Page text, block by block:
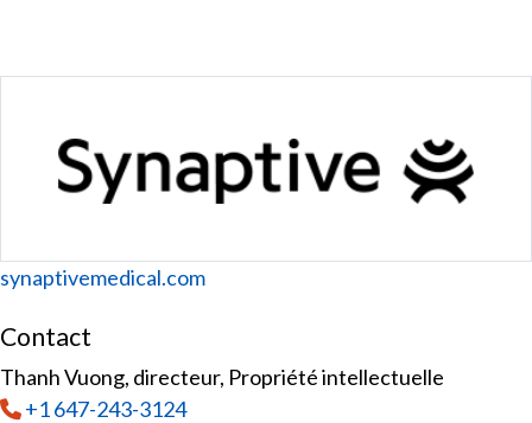
Website
synaptivemedical.com
Contact
Thanh Vuong, directeur, Propriété intellectuelle
Tél:
+1 647-243-3124